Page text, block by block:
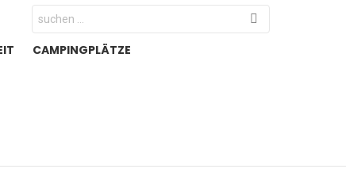
Search
for:
CAMPINGPLÄTZE